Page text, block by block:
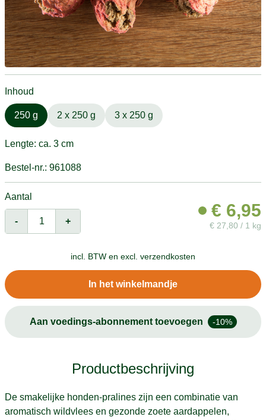
Inhoud
250 g 2 x 250 g 3 x 250 g
Lengte: ca. 3 cm
Bestel-nr.: 961088
Aantal
- +
€ 6,95
€ 27,80 / 1 kg
incl. BTW en excl. verzendkosten
In het winkelmandje
Aan voedings-abonnement toevoegen -10%
Productbeschrijving
De smakelijke honden-pralines zijn een combinatie van
aromatisch wildvlees en gezonde zoete aardappelen,